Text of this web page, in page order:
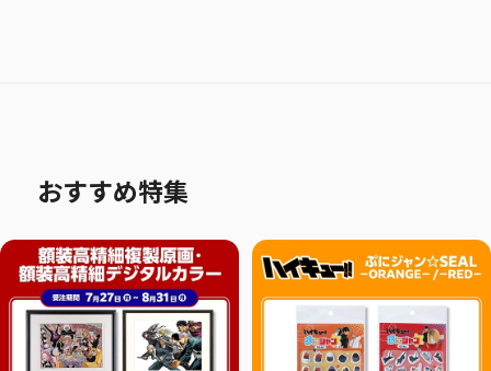
おすすめ特集